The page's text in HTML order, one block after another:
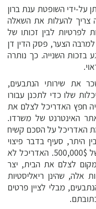
על-ידי השופטת ענת ברון
צריך להעלות את השאלה
לפרטיות לבין זכותו של
למרבה הצער, פסק הדין דן
בזכות השנייה. כך נותרה
את שירותי הנתבעים,
שלו כדי לתכנן עבורו
חפץ האדריכל לצלם את
האינטרנט של משרדו.
האדריכל על הסכם קשיח
היתר, סעיף בדבר פיצוי
ללא הוכחת נזק בגין הפרתו בסכום של 500,000$. האדריכל לא
לצלם את הבית, יצר
אלה, שהינן ריאליסטיות
מבלי לציין פרטים